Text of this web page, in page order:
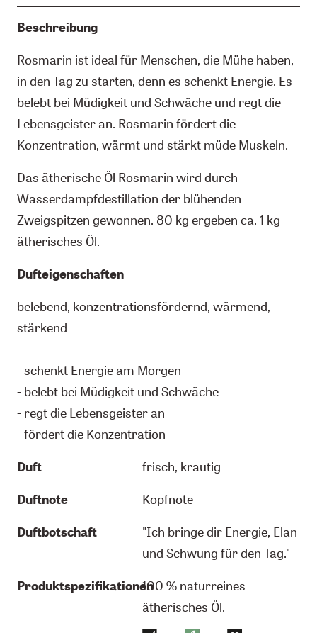
Beschreibung
Rosmarin ist ideal für Menschen, die Mühe haben,
in den Tag zu starten, denn es schenkt Energie. Es
belebt bei Müdigkeit und Schwäche und regt die
Lebensgeister an. Rosmarin fördert die
Konzentration, wärmt und stärkt müde Muskeln.
Das ätherische Öl Rosmarin wird durch
Wasserdampfdestillation der blühenden
Zweigspitzen gewonnen. 80 kg ergeben ca. 1 kg
ätherisches Öl.
Dufteigenschaften
belebend, konzentrationsfördernd, wärmend,
stärkend
- schenkt Energie am Morgen
- belebt bei Müdigkeit und Schwäche
- regt die Lebensgeister an
- fördert die Konzentration
Duft
frisch, krautig
Duftnote
Kopfnote
Duftbotschaft
"Ich bringe dir Energie, Elan
und Schwung für den Tag."
Produktspezifikationen100 % naturreines
ätherisches Öl.